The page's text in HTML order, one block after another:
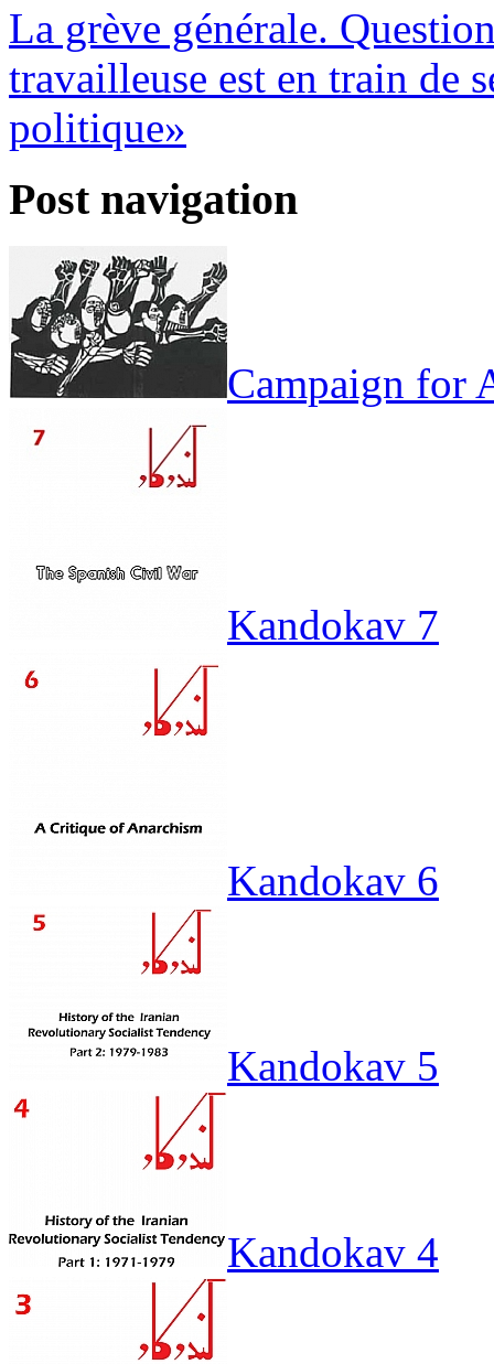
La grève générale.
travailleuse est en train de
politique»
Post navigation
Campaign for
Kandokav 7
Kandokav 6
Kandokav 5
Kandokav 4